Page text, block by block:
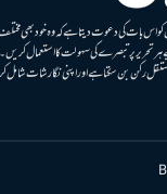
کو اس بات کی دعوت دیتا ہے کہ وہ خود بھی
تحریر پر تبصرے کی سہولت کا استعمال
مستقل رکن بن سکتا ہے اور اپنی نگارشات